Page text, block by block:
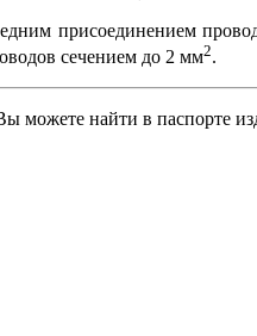
присоединением
сечением до 2 мм2.
можете найти в паспорте